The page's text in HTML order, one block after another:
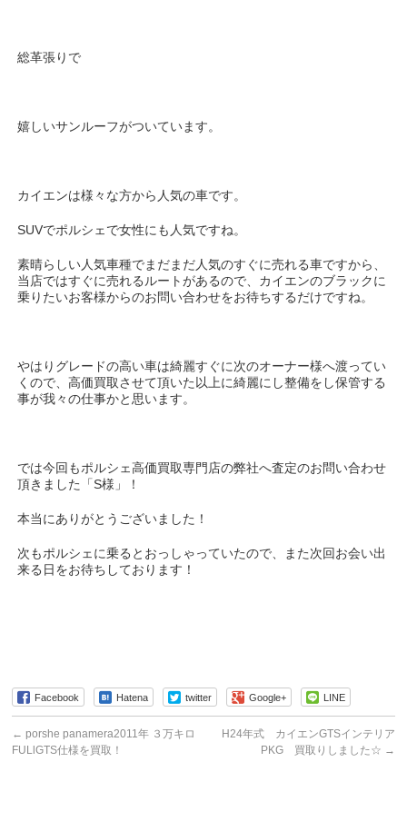
総革張りで
嬉しいサンルーフがついています。
カイエンは様々な方から人気の車です。
SUVでポルシェで女性にも人気ですね。
素晴らしい人気車種でまだまだ人気のすぐに売れる車ですから、
当店ではすぐに売れるルートがあるので、カイエンのブラックに
乗りたいお客様からのお問い合わせをお待ちするだけですね。
やはりグレードの高い車は綺麗すぐに次のオーナー様へ渡ってい
くので、高価買取させて頂いた以上に綺麗にし整備をし保管する
事が我々の仕事かと思います。
では今回もポルシェ高価買取専門店の弊社へ査定のお問い合わせ
頂きました「S様」！
本当にありがとうございました！
次もポルシェに乗るとおっしゃっていたので、また次回お会い出
来る日をお待ちしております！
Facebook Hatena twitter Google+ LINE
← porshe panamera2011年 ３万キロ
FULlGTS仕様を買取！
H24年式 カイエンGTSインテリア
PKG 買取りしました☆ →